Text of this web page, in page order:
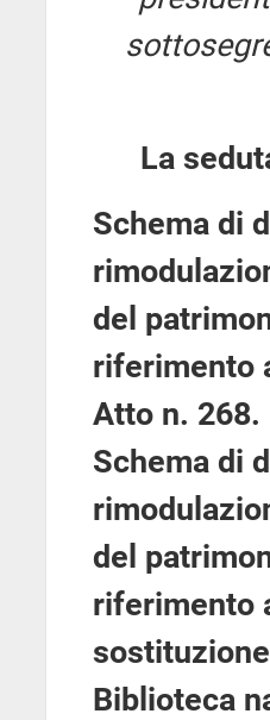
La
Schema di
del
riferimento
Atto n. 268.
Schema di
del
riferimento
Biblioteca